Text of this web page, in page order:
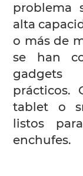
problema
alta
o más de
se han
gadgets
prácticos.
tablet o
listos
enchufes.